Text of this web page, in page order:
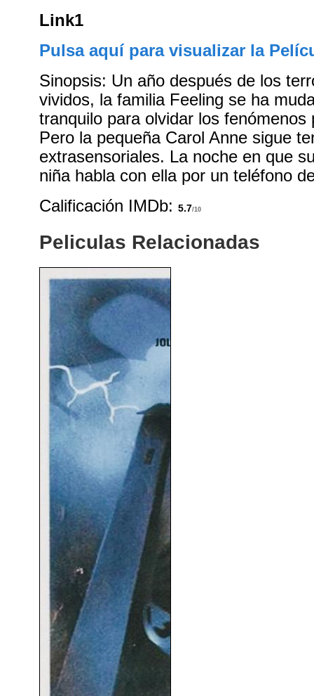
Link1
Pulsa aquí para visualizar la
Sinopsis: Un año después de los
vividos, la familia Feeling se ha
tranquilo para olvidar los fenómenos
Pero la pequeña Carol Anne sigue
extrasensoriales. La noche en que
niña habla con ella por un teléfono
Calificación IMDb:5.7/10
Peliculas Relacionadas